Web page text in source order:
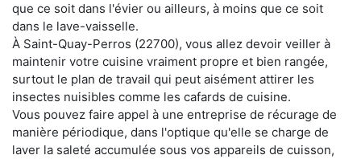
que ce soit dans l'évier ou ailleurs, à moins que ce soit
dans le lave-vaisselle.
À Saint-Quay-Perros (22700), vous allez devoir veiller à
maintenir votre cuisine vraiment propre et bien rangée,
surtout le plan de travail qui peut aisément attirer les
insectes nuisibles comme les cafards de cuisine.
Vous pouvez faire appel à une entreprise de récurage de
manière périodique, dans l'optique qu'elle se charge de
laver la saleté accumulée sous vos appareils de cuisson,